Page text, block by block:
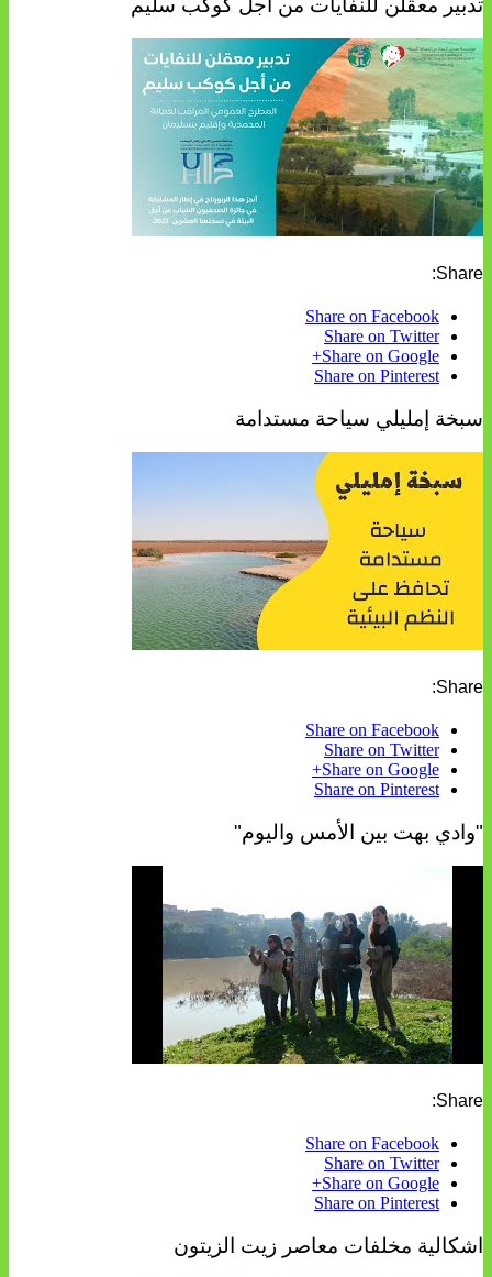
تدبير معقلن للنفايات من أجل كوكب سليم
Share:
Share on Facebook
Share on Twitter
Share on Google+
Share on Pinterest
سبخة إمليلي سياحة مستدامة
Share:
Share on Facebook
Share on Twitter
Share on Google+
Share on Pinterest
"وادي بهت بين الأمس واليوم"
Share:
Share on Facebook
Share on Twitter
Share on Google+
Share on Pinterest
اشكالية مخلفات معاصر زيت الزيتون